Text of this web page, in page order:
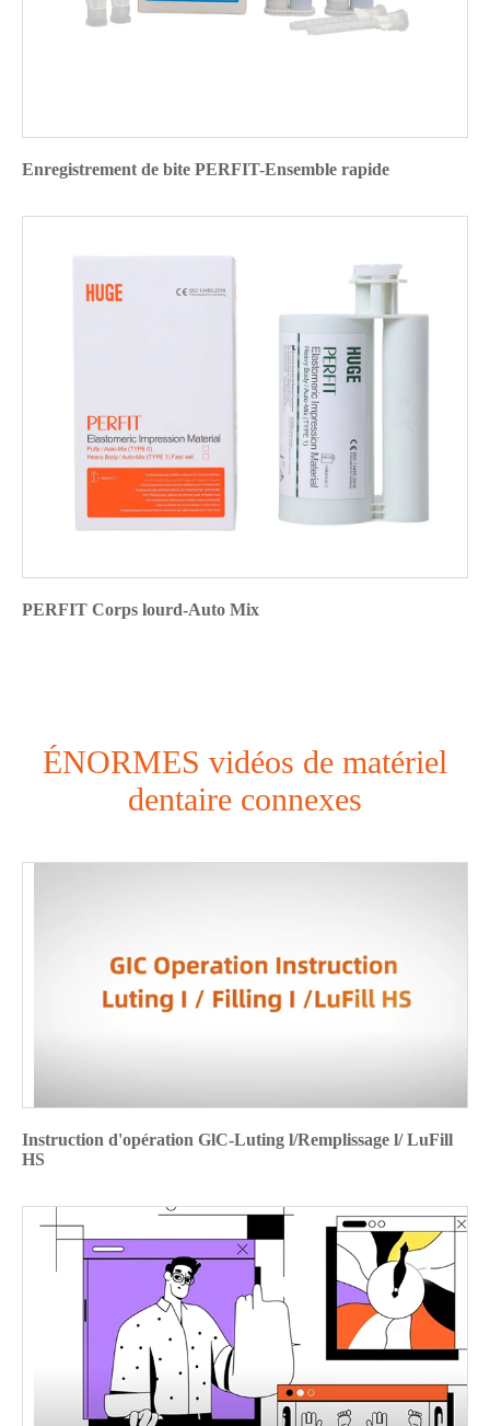
Enregistrement de bite PERFIT-Ensemble rapide
PERFIT Corps lourd-Auto Mix
ÉNORMES vidéos de matériel
dentaire connexes
Instruction d'opération GlC-Luting l/Remplissage l/ LuFill
HS